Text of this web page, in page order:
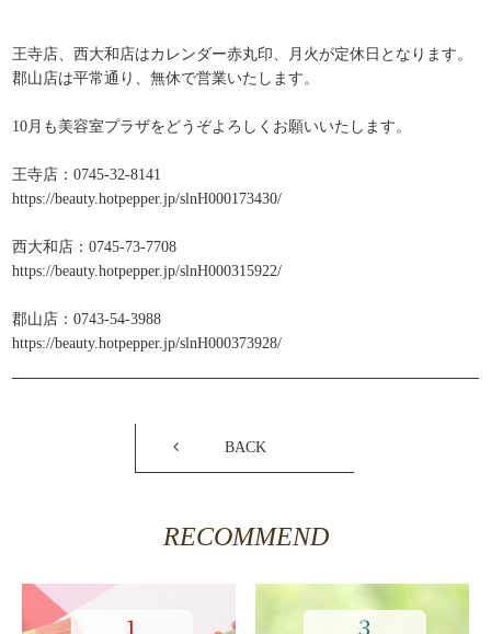
王寺店、西大和店はカレンダー赤丸印、月火が定休日となります。
郡山店は平常通り、無休で営業いたします。
10月も美容室プラザをどうぞよろしくお願いいたします。
王寺店：0745-32-8141
https://beauty.hotpepper.jp/slnH000173430/
西大和店：0745-73-7708
https://beauty.hotpepper.jp/slnH000315922/
郡山店：0743-54-3988
https://beauty.hotpepper.jp/slnH000373928/
BACK
RECOMMEND